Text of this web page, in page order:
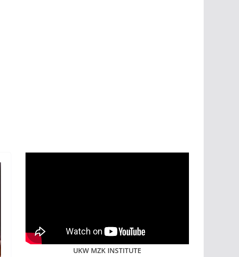
UKW MZK INSTITUTE